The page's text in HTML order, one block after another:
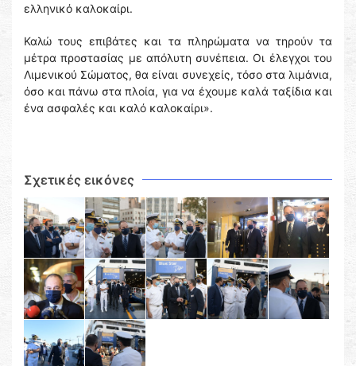
ελληνικό καλοκαίρι.
Καλώ τους επιβάτες και τα πληρώματα να τηρούν τα
μέτρα προστασίας με απόλυτη συνέπεια. Οι έλεγχοι του
Λιμενικού Σώματος, θα είναι συνεχείς, τόσο στα λιμάνια,
όσο και πάνω στα πλοία, για να έχουμε καλά ταξίδια και
ένα ασφαλές και καλό καλοκαίρι».
Σχετικές εικόνες